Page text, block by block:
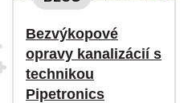
Bezvýkopové
opravy kanalizácií s
technikou
Pipetronics